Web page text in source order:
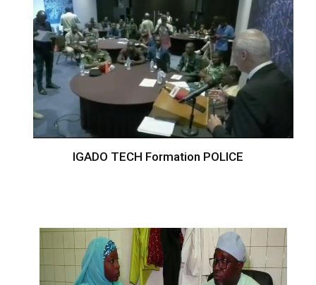
IGADO TECH Formation POLICE